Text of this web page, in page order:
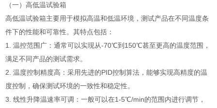
（一）高低温试验箱
高低温试验箱主要用于模拟高温和低温环境，测试产品在不同温度条
件下的性能和可靠性。其特点包括：
1. 温控范围广：通常可以实现从-70℃到150℃甚至更高的温度范围，
满足不同产品的测试需求。
2. 温度控制精度高：采用先进的PID控制算法，能够实现高精度的温
度控制，确保测试环境的一致性和稳定性。
3. 线性升降温速率可调：一般可以在1-5℃/min的范围内进行调节，